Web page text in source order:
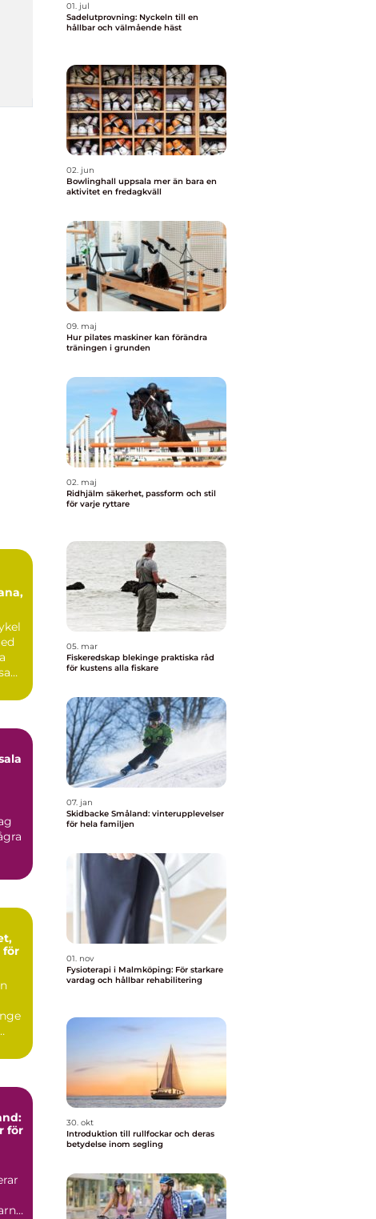
för
för
01. jul
Sadelutprovning: Nyckeln till en
hållbar och välmående häst
02. jun
Bowlinghall uppsala mer än bara en
aktivitet en fredagkväll
09. maj
Hur pilates maskiner kan förändra
träningen i grunden
02. maj
Ridhjälm säkerhet, passform och stil
för varje ryttare
05. mar
Fiskeredskap blekinge praktiska råd
för kustens alla fiskare
07. jan
Skidbacke Småland: vinterupplevelser
för hela familjen
01. nov
Fysioterapi i Malmköping: För starkare
vardag och hållbar rehabilitering
30. okt
Introduktion till rullfockar och deras
betydelse inom segling